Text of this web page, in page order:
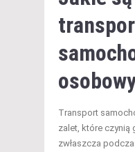
Transport
zalet, które czynią
zwłaszcza